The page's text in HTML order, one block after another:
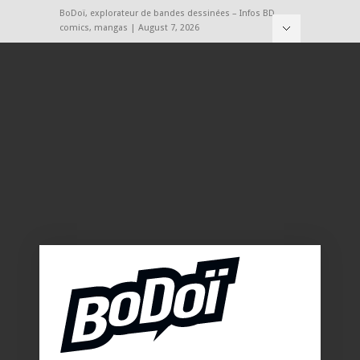
BoDoï, explorateur de bandes dessinées – Infos BD,
comics, mangas | August 7, 2026